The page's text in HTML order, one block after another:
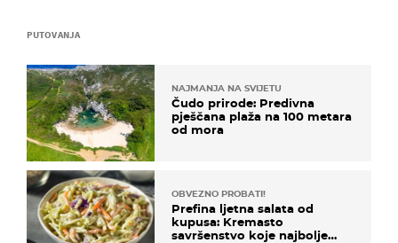
PUTOVANJA
NAJMANJA NA SVIJETU
Čudo prirode: Predivna
pješčana plaža na 100 metara
od mora
OBVEZNO PROBATI!
Prefina ljetna salata od
kupusa: Kremasto
savršenstvo koje najbolje